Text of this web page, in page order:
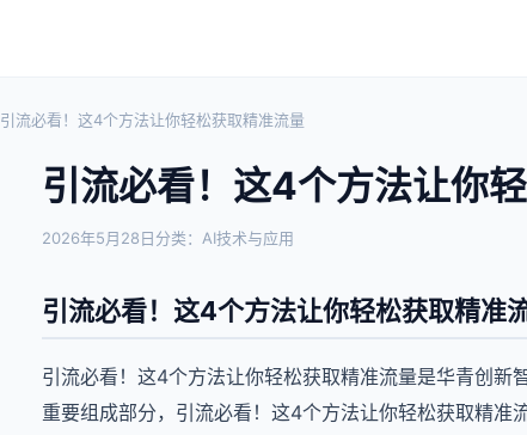
引流必看！这4个方法让你轻松获取精准流量
引流必看！这4个方法让你
2026年5月28日分类：AI技术与应用
引流必看！这4个方法让你轻松获取精准
引流必看！这4个方法让你轻松获取精准流量是华青创新
重要组成部分，引流必看！这4个方法让你轻松获取精